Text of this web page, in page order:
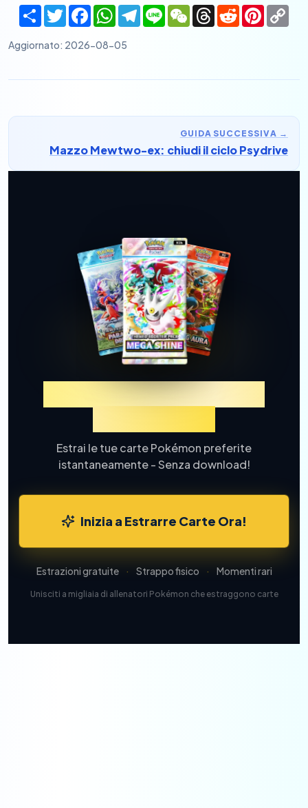
ShareTwitterFacebookWhatsApp
Telegram
Line WeChatThreads
Reddit
Aggiornato: 2026-08-05
GUIDA SUCCESSIVA →
Mazzo Mewtwo-ex: chiudi il ciclo Psydrive
Prova TCGP Estrazione
Estrai le tue carte Pokémon preferite
istantaneamente - Senza download!
Inizia a Estrarre Carte Ora!
Estrazioni gratuite · Strappo fisico · Momenti rari
Unisciti a migliaia di allenatori Pokémon che estraggono carte